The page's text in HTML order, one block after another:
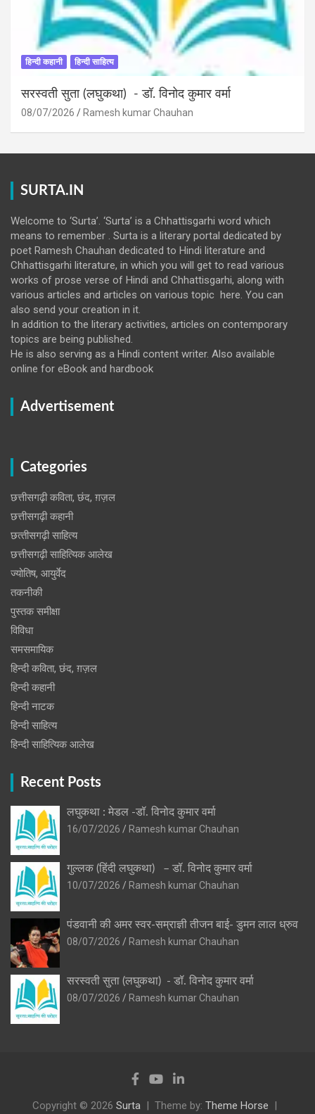
हिन्दी कहानी हिन्दी साहित्य
सरस्वती सुता (लघुकथा) ​- डॉ. विनोद कुमार वर्मा
08/07/2026 Ramesh kumar Chauhan
SURTA.IN
Welcome to ‘Surta’. ‘Surta’ is a Chhattisgarhi word which
means to remember . Surta is a literary portal dedicated by
poet Ramesh Chauhan dedicated to Hindi literature and
Chhattisgarhi literature, in which you will get to read various
works of prose verse of Hindi and Chhattisgarhi, along with
various articles and articles on various topic here. You can
also send your creation in it.
In addition to the literary activities, articles on contemporary
topics are being published.
He is also serving as a Hindi content writer. Also available
online for eBook and hardbook
Advertisement
Categories
छत्तीसगढ़ी कविता, छंद, ग़ज़ल
छत्तीसगढ़ी कहानी
छत्‍तीसगढ़ी साहित्‍य
छत्तीसगढ़ी साहित्यिक आलेख
ज्योतिष, आयुर्वेद
तकनीकी
पुस्‍तक समीक्षा
विविधा
समसमायिक
हिन्दी कविता, छंद, ग़ज़ल
हिन्दी कहानी
हिन्‍दी नाटक
हिन्दी साहित्य
हिन्दी साहित्यिक आलेख
Recent Posts
लघुकथा : मेडल -डॉ. विनोद कुमार वर्मा
16/07/2026
Ramesh kumar Chauhan
गुल्लक (हिंदी लघुकथा) – डॉ. विनोद कुमार वर्मा
10/07/2026
Ramesh kumar Chauhan
पंडवानी की अमर स्वर-सम्राज्ञी तीजन बाई- डुमन लाल ध्रुव
08/07/2026
Ramesh kumar Chauhan
सरस्वती सुता (लघुकथा) ​- डॉ. विनोद कुमार वर्मा
08/07/2026
Ramesh kumar Chauhan
Copyright © 2026 Surta Theme by: Theme Horse